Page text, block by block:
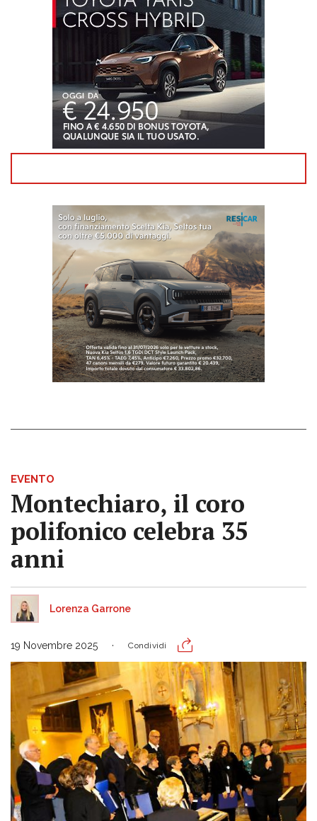
EVENTO
Montechiaro, il coro
polifonico celebra 35
anni
Lorenza Garrone
19 Novembre 2025 Condividi